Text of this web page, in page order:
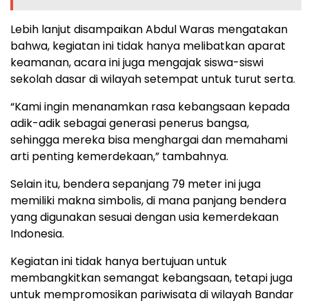
Lebih lanjut disampaikan Abdul Waras mengatakan
bahwa, kegiatan ini tidak hanya melibatkan aparat
keamanan, acara ini juga mengajak siswa-siswi
sekolah dasar di wilayah setempat untuk turut serta.
“Kami ingin menanamkan rasa kebangsaan kepada
adik-adik sebagai generasi penerus bangsa,
sehingga mereka bisa menghargai dan memahami
arti penting kemerdekaan,” tambahnya.
Selain itu, bendera sepanjang 79 meter ini juga
memiliki makna simbolis, di mana panjang bendera
yang digunakan sesuai dengan usia kemerdekaan
Indonesia.
Kegiatan ini tidak hanya bertujuan untuk
membangkitkan semangat kebangsaan, tetapi juga
untuk mempromosikan pariwisata di wilayah Bandar